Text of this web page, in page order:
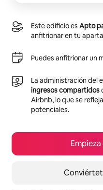
Este edificio es Apto
anfitrionar en tu
Puedes anfitrionar un
La administración del
ingresos compartidos
Airbnb, lo que se
potenciales.